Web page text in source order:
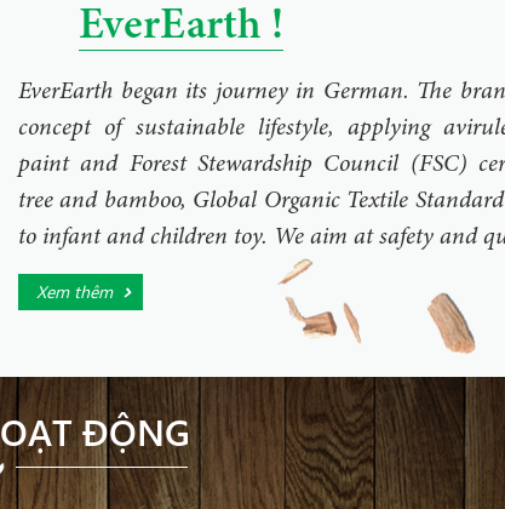
EverEarth !
EverEarth began its journey in German. The
concept of sustainable lifestyle, applying
paint and Forest Stewardship Council (FSC)
tree and bamboo, Global Organic Textile
to infant and children toy. We aim at safety and
Xem thêm
ĐỘNG